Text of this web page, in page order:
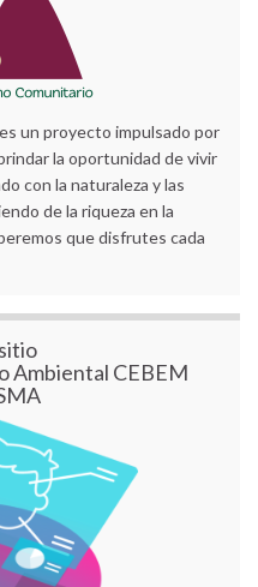
un proyecto impulsado por
la oportunidad de vivir
con la naturaleza y las
de la riqueza en la
que disfrutes cada
Ambiental CEBEM